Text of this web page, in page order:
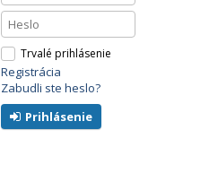
Trvalé prihlásenie
Registrácia
Zabudli ste heslo?
Prihlásenie